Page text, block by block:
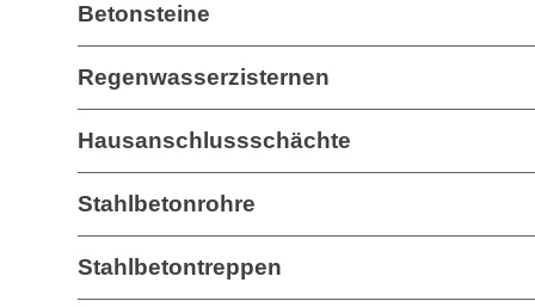
Betonsteine
Regenwasserzisternen
Hausanschlussschächte
Stahlbetonrohre
Stahlbetontreppen